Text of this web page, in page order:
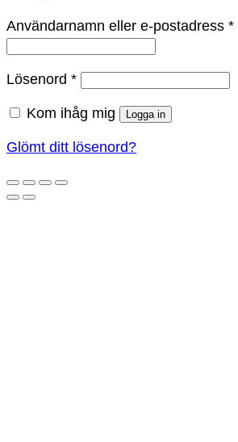
Användarnamn eller e-postadress *
Lösenord *Obligatoriskt
Kom ihåg mig Logga in
Glömt ditt lösenord?